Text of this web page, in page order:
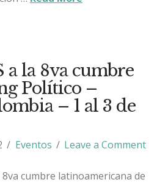
a la 8va cumbre
Político –
– 1 al 3 de
Eventos Leave a Comment
cumbre latinoamericana de